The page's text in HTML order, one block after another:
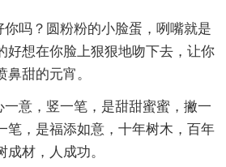
你吗？圆粉粉的小脸蛋，咧嘴就是
好想在你脸上狠狠地吻下去，让你
甜的元宵。
一意，竖一笔，是甜甜蜜蜜，撇一
笔，是福添如意，十年树木，百年
材，人成功。